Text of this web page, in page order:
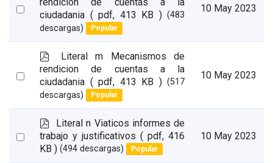
Select
item
f
ciudadania ( pdf, 413 KB ) (483
descargas)
Popular
10 May 2023
Select
item
p
d
f
Literal m Mecanismos de
rendicion de cuentas a la
ciudadania ( pdf, 413 KB ) (517
descargas)
Popular
10 May 2023
Select
p
d
f
Literal n Viaticos informes de
trabajo y justificativos ( pdf, 416
KB ) (494 descargas) Popular
10 May 2023